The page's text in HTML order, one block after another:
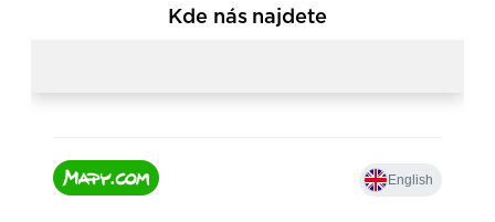
Kde nás najdete